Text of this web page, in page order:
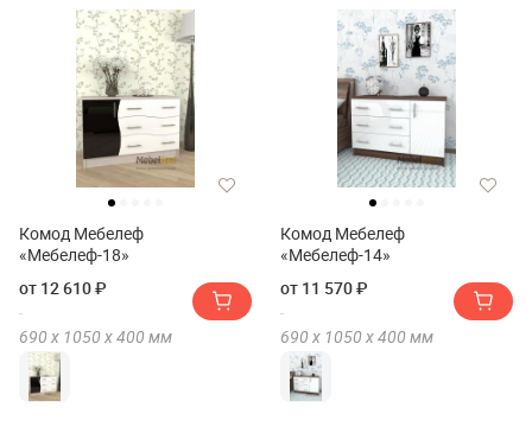
Комод Мебелеф
«Мебелеф-18»
от 12 610 ₽
690 х 1050 х400 мм
Комод Мебелеф
«Мебелеф-14»
от 11 570 ₽
690 х 1050 х400 мм